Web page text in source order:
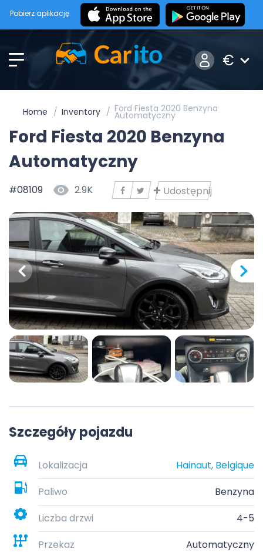
Pobierz aplikację
€
Home Inventory Ford Fiesta 2020 Benzyna
Automatyczny
Ford Fiesta 2020 Benzyna
Automatyczny
#08109 2.9K Udostępnij
Szczegóły pojazdu
Lokalizacja
Hainaut, Belgique
Paliwo
Benzyna
Liczba drzwi
4-5
Przekaz
Automatyczny